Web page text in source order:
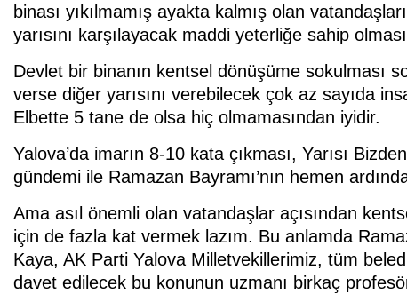
binası yıkılmamış ayakta kalmış olan
yarısını karşılayacak maddi yeterliğe sahip
Devlet bir binanın kentsel dönüşüme sokulması
verse diğer yarısını verebilecek çok az sayıda
Elbette 5 tane de olsa hiç olmamasından iyidir.
Yalova’da imarın 8-10 kata çıkması, Yarısı
gündemi ile Ramazan Bayramı’nın hemen
Ama asıl önemli olan vatandaşlar açısından
için de fazla kat vermek lazım. Bu anlamda
Kaya, AK Parti Yalova Milletvekillerimiz, tüm
davet edilecek bu konunun uzmanı birkaç